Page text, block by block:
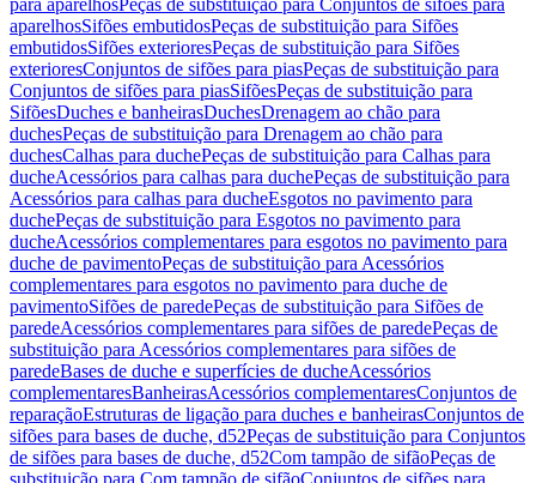
para aparelhosPeças de substituição para Conjuntos de sifões para
aparelhosSifões embutidosPeças de substituição para Sifões
embutidosSifões exterioresPeças de substituição para Sifões
exterioresConjuntos de sifões para piasPeças de substituição para
Conjuntos de sifões para piasSifõesPeças de substituição para
SifõesDuches e banheirasDuchesDrenagem ao chão para
duchesPeças de substituição para Drenagem ao chão para
duchesCalhas para duchePeças de substituição para Calhas para
ducheAcessórios para calhas para duchePeças de substituição para
Acessórios para calhas para ducheEsgotos no pavimento para
duchePeças de substituição para Esgotos no pavimento para
ducheAcessórios complementares para esgotos no pavimento para
duche de pavimentoPeças de substituição para Acessórios
complementares para esgotos no pavimento para duche de
pavimentoSifões de paredePeças de substituição para Sifões de
paredeAcessórios complementares para sifões de paredePeças de
substituição para Acessórios complementares para sifões de
paredeBases de duche e superfícies de ducheAcessórios
complementaresBanheirasAcessórios complementaresConjuntos de
reparaçãoEstruturas de ligação para duches e banheirasConjuntos de
sifões para bases de duche, d52Peças de substituição para Conjuntos
de sifões para bases de duche, d52Com tampão de sifãoPeças de
substituição para Com tampão de sifãoConjuntos de sifões para